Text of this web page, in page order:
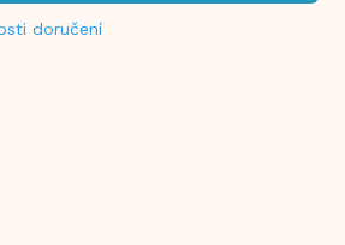
doručení